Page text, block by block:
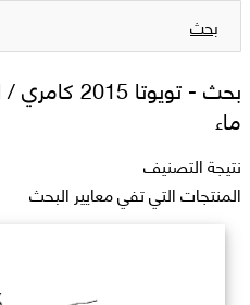
بحث
بحث - تويوتا
ماء
نتيجة التصنيف
المنتجات التي تفي معايير البحث